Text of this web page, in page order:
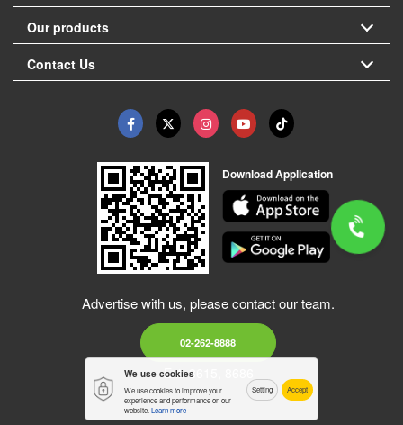
Our products
Contact Us
Download Application
Advertise with us, please contact our team.
02-262-8888
Ext. 8615, 8686
We use cookies
We use cookies to improve your
experience and performance on our
website. Learn more
Setting Accept